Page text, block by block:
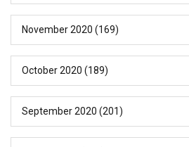
November 2020 (169)
October 2020 (189)
September 2020 (201)